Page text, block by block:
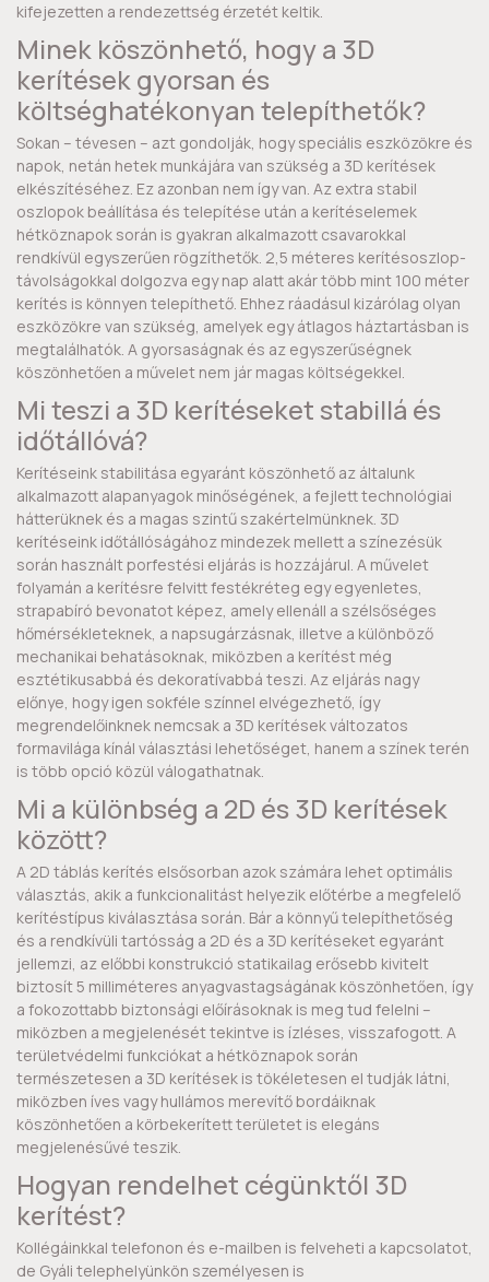
kifejezetten a rendezettség érzetét keltik.
Minek köszönhető, hogy a 3D
kerítések gyorsan és
költséghatékonyan telepíthetők?
Sokan – tévesen – azt gondolják, hogy speciális eszközökre és
napok, netán hetek munkájára van szükség a 3D kerítések
elkészítéséhez. Ez azonban nem így van. Az extra stabil
oszlopok beállítása és telepítése után a kerítéselemek
hétköznapok során is gyakran alkalmazott csavarokkal
rendkívül egyszerűen rögzíthetők. 2,5 méteres kerítésoszlop-
távolságokkal dolgozva egy nap alatt akár több mint 100 méter
kerítés is könnyen telepíthető. Ehhez ráadásul kizárólag olyan
eszközökre van szükség, amelyek egy átlagos háztartásban is
megtalálhatók. A gyorsaságnak és az egyszerűségnek
köszönhetően a művelet nem jár magas költségekkel.
Mi teszi a 3D kerítéseket stabillá és
időtállóvá?
Kerítéseink stabilitása egyaránt köszönhető az általunk
alkalmazott alapanyagok minőségének, a fejlett technológiai
hátterüknek és a magas szintű szakértelmünknek. 3D
kerítéseink időtállóságához mindezek mellett a színezésük
során használt porfestési eljárás is hozzájárul. A művelet
folyamán a kerítésre felvitt festékréteg egy egyenletes,
strapabíró bevonatot képez, amely ellenáll a szélsőséges
hőmérsékleteknek, a napsugárzásnak, illetve a különböző
mechanikai behatásoknak, miközben a kerítést még
esztétikusabbá és dekoratívabbá teszi. Az eljárás nagy
előnye, hogy igen sokféle színnel elvégezhető, így
megrendelőinknek nemcsak a 3D kerítések változatos
formavilága kínál választási lehetőséget, hanem a színek terén
is több opció közül válogathatnak.
Mi a különbség a 2D és 3D kerítések
között?
A 2D táblás kerítés elsősorban azok számára lehet optimális
választás, akik a funkcionalitást helyezik előtérbe a megfelelő
kerítéstípus kiválasztása során. Bár a könnyű telepíthetőség
és a rendkívüli tartósság a 2D és a 3D kerítéseket egyaránt
jellemzi, az előbbi konstrukció statikailag erősebb kivitelt
biztosít 5 milliméteres anyagvastagságának köszönhetően, így
a fokozottabb biztonsági előírásoknak is meg tud felelni –
miközben a megjelenését tekintve is ízléses, visszafogott. A
területvédelmi funkciókat a hétköznapok során
természetesen a 3D kerítések is tökéletesen el tudják látni,
miközben íves vagy hullámos merevítő bordáiknak
köszönhetően a körbekerített területet is elegáns
megjelenésűvé teszik.
Hogyan rendelhet cégünktől 3D
kerítést?
Kollégáinkkal telefonon és e-mailben is felveheti a kapcsolatot,
de Gyáli telephelyünkön személyesen is